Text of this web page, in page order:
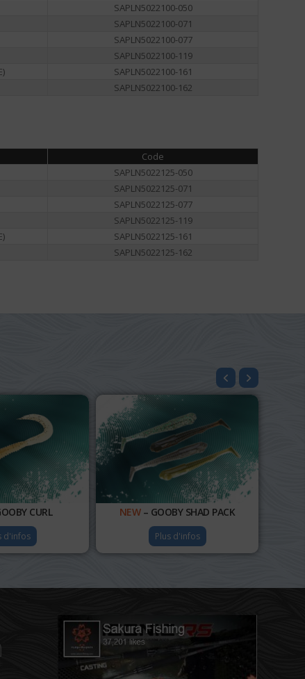
SAPLN5022100-050
SAPLN5022100-071
SAPLN5022100-077
SAPLN5022100-119
SAPLN5022100-161
SAPLN5022100-162
Code
SAPLN5022125-050
SAPLN5022125-071
SAPLN5022125-077
SAPLN5022125-119
SAPLN5022125-161
SAPLN5022125-162
CURL
d'infos
NEW– GOOBY SHAD PACK
Plus d'infos